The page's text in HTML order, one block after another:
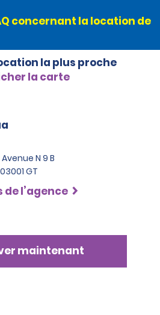
concernant la location de
la plus proche
la carte
N 9 B
GT
de l’agence
maintenant